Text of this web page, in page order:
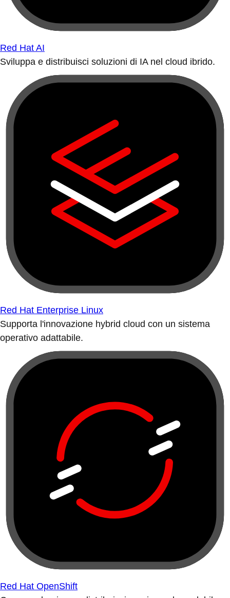
Red Hat AI
Sviluppa e distribuisci soluzioni di IA nel cloud ibrido.
Red Hat Enterprise Linux
Supporta l'innovazione hybrid cloud con un sistema
operativo adattabile.
Red Hat OpenShift